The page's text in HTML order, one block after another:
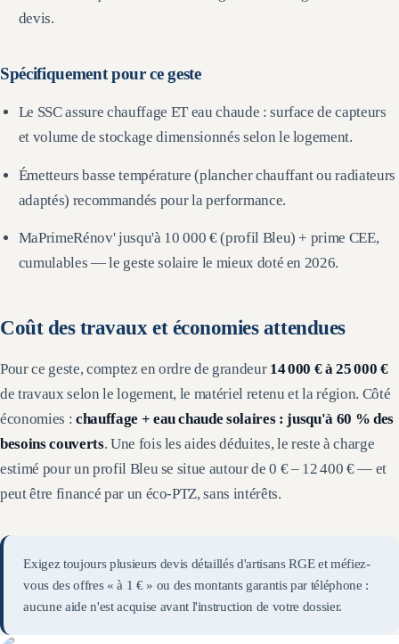
devis.
Spécifiquement pour ce geste
Le SSC assure chauffage ET eau chaude : surface de capteurs
et volume de stockage dimensionnés selon le logement.
Émetteurs basse température (plancher chauffant ou radiateurs
adaptés) recommandés pour la performance.
MaPrimeRénov' jusqu'à 10 000 € (profil Bleu) + prime CEE,
cumulables — le geste solaire le mieux doté en 2026.
Coût des travaux et économies attendues
Pour ce geste, comptez en ordre de grandeur 14 000 €à25 000 €
de travaux selon le logement, le matériel retenu et la région. Côté
économies : chauffage + eau chaude solaires : jusqu'à 60 % des
besoins couverts. Une fois les aides déduites, le reste à charge
estimé pour un profil Bleu se situe autour de0 € – 12 400 €— et
peut être financé par un éco-PTZ, sans intérêts.
Exigez toujours plusieurs devis détaillés d'artisans RGE et méfiez-
vous des offres « à 1 € » ou des montants garantis par téléphone :
aucune aide n'est acquise avant l'instruction de votre dossier.